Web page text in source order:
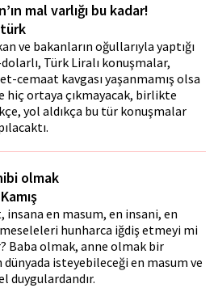
mal varlığı bu kadar!
ve bakanların oğullarıyla yaptığı
Türk Liralı konuşmalar,
cemaat kavgası yaşanmamış olsa
hiç ortaya çıkmayacak, birlikte
yol aldıkça bu tür konuşmalar
olmak
insana en masum, en insani, en
hunharca iğdiş etmeyi mi
Baba olmak, anne olmak bir
dünyada isteyebileceği en masum ve
duygulardandır.